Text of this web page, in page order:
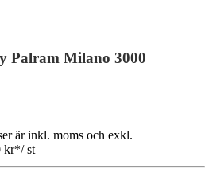
Palram Milano 3000
är inkl. moms och exkl.
kr*/ st